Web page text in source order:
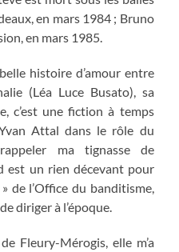
en mars 1984 ; Bruno
en mars 1985.
histoire d’amour entre
(Léa Luce Busato), sa
c’est une fiction à temps
Attal dans le rôle du
ma tignasse de
est un rien décevant pour
de l’Office du banditisme,
diriger à l’époque.
Fleury-Mérogis, elle m’a